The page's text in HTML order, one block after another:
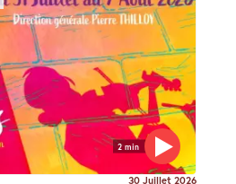
2 min
30 Juillet 2026